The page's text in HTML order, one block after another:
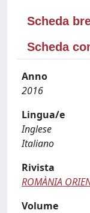
Scheda
Scheda
Anno
2016
Lingua/e
Inglese
Italiano
Rivista
ROMÀNIA
Volume